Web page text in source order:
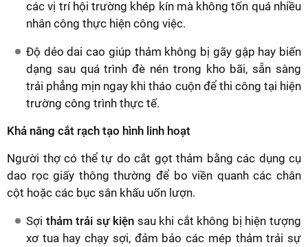
các vị trí hội trường khép kín mà không tốn quá nhiều
nhân công thực hiện công việc.
Độ dẻo dai cao giúp thảm không bị gãy gập hay biến
dạng sau quá trình đè nén trong kho bãi, sẵn sàng
trải phẳng mịn ngay khi tháo cuộn để thi công tại hiện
trường công trình thực tế.
Khả năng cắt rạch tạo hình linh hoạt
Người thợ có thể tự do cắt gọt thảm bằng các dụng cụ
dao rọc giấy thông thường để bo viền quanh các chân
cột hoặc các bục sân khấu uốn lượn.
Sợi thảm trải sự kiện sau khi cắt không bị hiện tượng
xơ tua hay chạy sợi, đảm bảo các mép thảm trải sự